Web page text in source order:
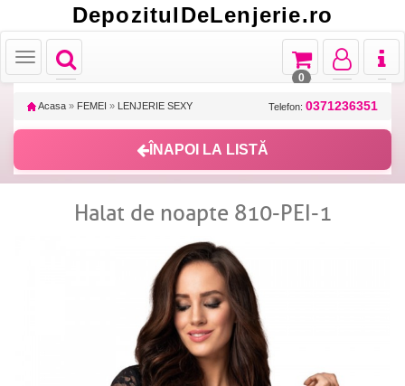
DepozitulDeLenjerie.ro
Toggle
navigation
Toggle
Toggle
navigation
Toggle
navigation
Toggle
navigation
0
Acasa » FEMEI » LENJERIE SEXY Telefon: 0371236351
ÎNAPOI LA LISTĂ
Halat de noapte 810-PEI-1